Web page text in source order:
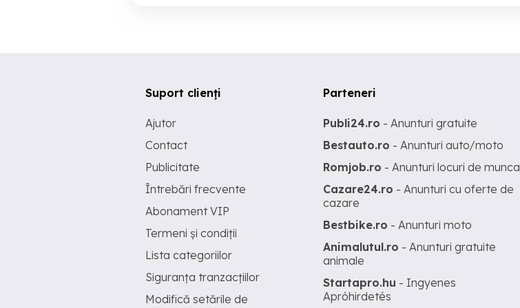
Suport clienți
Ajutor
Contact
Publicitate
Întrebări frecvente
Abonament VIP
Termeni și condiții
Lista categoriilor
Siguranța tranzacțiilor
Modifică setările de
Parteneri
Publi24.ro - Anunturi gratuite
Bestauto.ro - Anunturi auto/moto
Romjob.ro - Anunturi locuri de munca
Cazare24.ro - Anunturi cu oferte de
cazare
Bestbike.ro - Anunturi moto
Animalutul.ro - Anunturi gratuite
animale
Startapro.hu - Ingyenes
Apróhirdetés